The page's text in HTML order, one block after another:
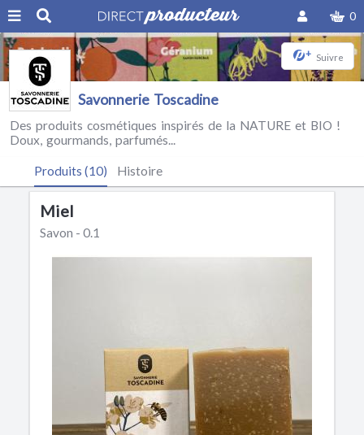
0
+ Suivre
Savonnerie Toscadine
Des produits cosmétiques inspirés de la NATURE et BIO !
Doux, gourmands, parfumés...
Produits (10) Histoire
Miel
Savon - 0.1